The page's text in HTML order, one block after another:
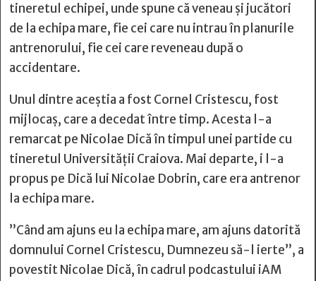
tineretul echipei, unde spune că veneau și jucători
de la echipa mare, fie cei care nu intrau în planurile
antrenorului, fie cei care reveneau după o
accidentare.
Unul dintre aceștia a fost Cornel Cristescu, fost
mijlocaș, care a decedat între timp. Acesta l-a
remarcat pe Nicolae Dică în timpul unei partide cu
tineretul Universității Craiova. Mai departe, i l-a
propus pe Dică lui Nicolae Dobrin, care era antrenor
la echipa mare.
”Când am ajuns eu la echipa mare, am ajuns datorită
domnului Cornel Cristescu, Dumnezeu să-l ierte”, a
povestit Nicolae Dică, în cadrul podcastului iAM